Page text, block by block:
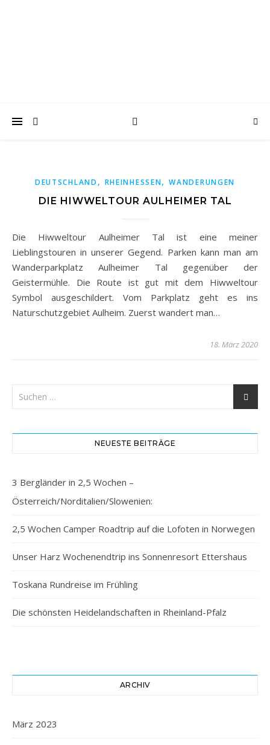
DEUTSCHLAND , RHEINHESSEN,WANDERUNGEN
DIE HIWWELTOUR AULHEIMER TAL
Die Hiwweltour Aulheimer Tal ist eine meiner
Lieblingstouren in unserer Gegend. Parken kann man am
Wanderparkplatz Aulheimer Tal gegenüber der
Geistermühle. Die Route ist gut mit dem Hiwweltour
Symbol ausgeschildert. Vom Parkplatz geht es ins
Naturschutzgebiet Aulheim. Zuerst wandert man…
18. März 2020
NEUESTE BEITRÄGE
3 Bergländer in 2,5 Wochen –
Österreich/Norditalien/Slowenien:
2,5 Wochen Camper Roadtrip auf die Lofoten in Norwegen
Unser Harz Wochenendtrip ins Sonnenresort Ettershaus
Toskana Rundreise im Frühling
Die schönsten Heidelandschaften in Rheinland-Pfalz
ARCHIV
März 2023